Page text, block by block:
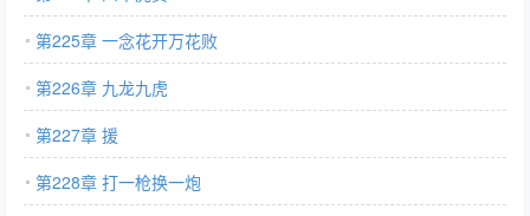
第225章 一念花开万花败
第226章 九龙九虎
第227章 援
第228章 打一枪换一炮